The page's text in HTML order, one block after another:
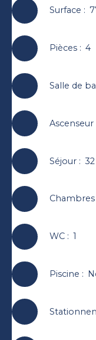
Surface :
Pièces: 4
Salle de
Ascenseur
Séjour: 32
Chambres
WC: 1
Piscine :